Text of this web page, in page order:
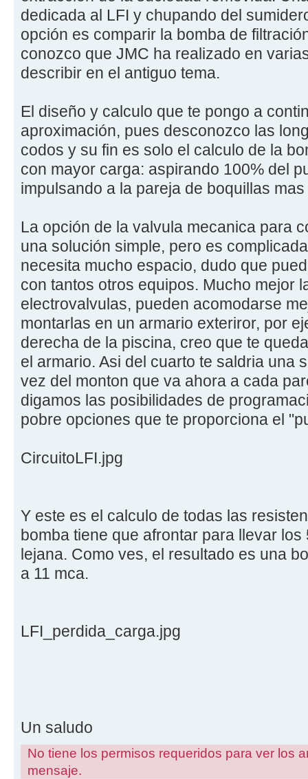
dedicada al LFI y chupando del
opción es comparir la bomba de
conozco que JMC ha realizado en
describir en el antiguo tema.
El diseño y calculo que te pongo a
aproximación, pues desconozco las
codos y su fin es solo el calculo de la
con mayor carga: aspirando 100% del
impulsando a la pareja de boquillas
La opción de la valvula mecanica para
una solución simple, pero es
necesita mucho espacio, dudo que
con tantos otros equipos. Mucho mejor
electrovalvulas, pueden acomodarse
montarlas en un armario exteriror, por
derecha de la piscina, creo que te
el armario. Asi del cuarto te saldria una
vez del monton que va ahora a cada
digamos las posibilidades de
pobre opciones que te proporciona el
CircuitoLFI.jpg
Y este es el calculo de todas las
bomba tiene que afrontar para llevar
lejana. Como ves, el resultado es una
a 11 mca.
LFI_perdida_carga.jpg
Un saludo
No tiene los permisos requeridos para ver los
mensaje.